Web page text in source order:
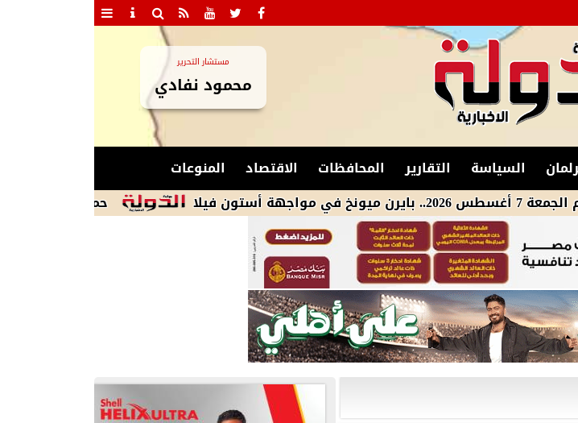
مستشار التحرير
محمود نفادي
السياسة التقارير المحافظات الاقتصاد
المنوعات
حمو بيكا يكشف سر خسارة 40 كيلو في شهرين